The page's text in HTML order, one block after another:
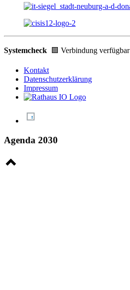
Systemcheck 🟩 Verbindung verfügbar
Kontakt
Datenschutzerklärung
Impressum
Agenda 2030